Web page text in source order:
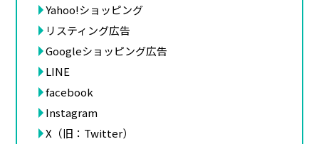
Yahoo!ショッピング
リスティング広告
Googleショッピング広告
LINE
facebook
Instagram
X（旧：Twitter）